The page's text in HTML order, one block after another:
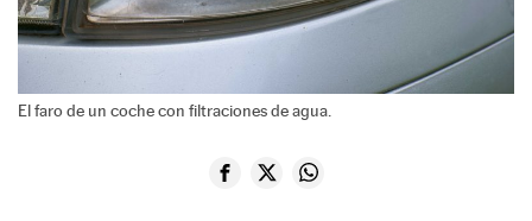
El faro de un coche con filtraciones de agua.